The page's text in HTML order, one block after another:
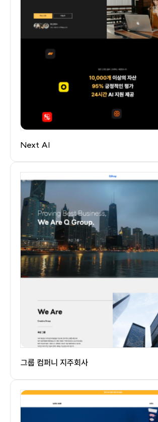
Next AI
그룹 컴퍼니 지주회사